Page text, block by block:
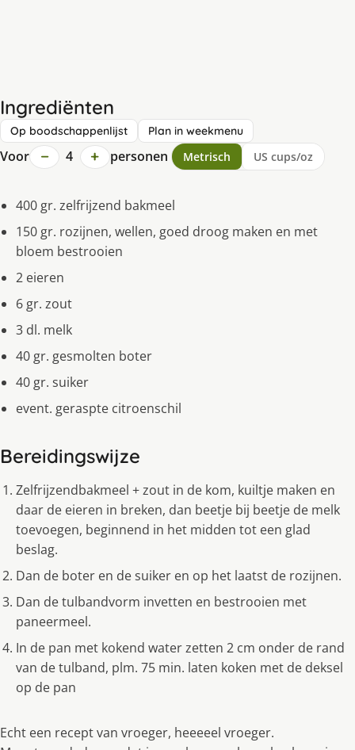
Ingrediënten
Op boodschappenlijst Plan in weekmenu
Voor − 4 + personen Metrisch US cups/oz
400 gr. zelfrijzend bakmeel
150 gr. rozijnen, wellen, goed droog maken en met
bloem bestrooien
2 eieren
6 gr. zout
3 dl. melk
40 gr. gesmolten boter
40 gr. suiker
event. geraspte citroenschil
Bereidingswijze
Zelfrijzendbakmeel + zout in de kom, kuiltje maken en
daar de eieren in breken, dan beetje bij beetje de melk
toevoegen, beginnend in het midden tot een glad
beslag.
Dan de boter en de suiker en op het laatst de rozijnen.
Dan de tulbandvorm invetten en bestrooien met
paneermeel.
In de pan met kokend water zetten 2 cm onder de rand
van de tulband, plm. 75 min. laten koken met de deksel
op de pan
Echt een recept van vroeger, heeeeel vroeger.